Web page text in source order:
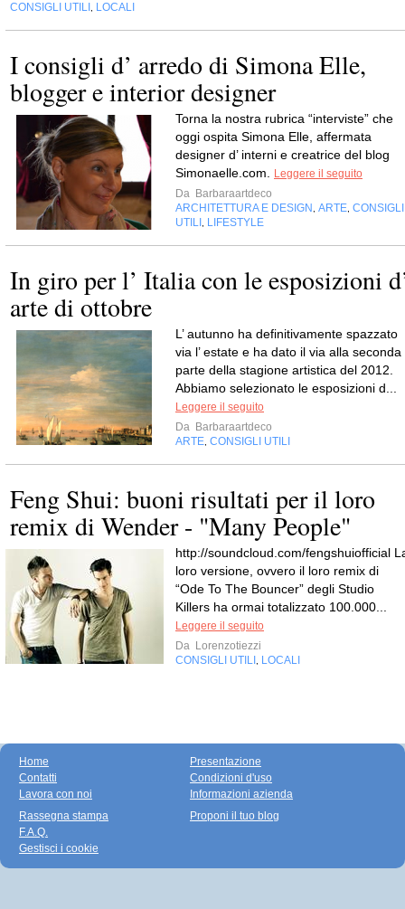
CONSIGLI UTILI
LOCALI
I consigli d’ arredo di Simona Elle,
blogger e interior designer
Torna la nostra rubrica “interviste” che
oggi ospita Simona Elle, affermata
designer d’ interni e creatrice del blog
Simonaelle.com.
Leggere il seguito
Da Barbaraartdeco
ARCHITETTURA E DESIGN ARTE CONSIGLI
UTILI
LIFESTYLE
In giro per l’ Italia con le esposizioni
arte di ottobre
L’ autunno ha definitivamente spazzato
via l’ estate e ha dato il via alla seconda
parte della stagione artistica del 2012.
Abbiamo selezionato le esposizioni d...
Leggere il seguito
Da Barbaraartdeco
ARTE CONSIGLI UTILI
Feng Shui: buoni risultati per il loro
remix di Wender - "Many People"
http://soundcloud.com/fengshuiofficial
loro versione, ovvero il loro remix di
“Ode To The Bouncer” degli Studio
Killers ha ormai totalizzato 100.000...
Leggere il seguito
Da Lorenzotiezzi
CONSIGLI UTILI
LOCALI
Home
Contatti
Lavora con noi
Presentazione
Condizioni d'uso
Informazioni azienda
Rassegna stampa
F.A.Q.
Gestisci i cookie
Proponi il tuo blog